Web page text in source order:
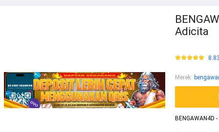
Adicita
Merek:
BENGAWAN4D -